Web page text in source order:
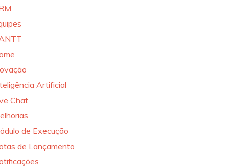
Artificial
Chat
de Execução
de Lançamento